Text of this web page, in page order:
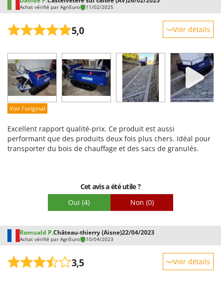
Achat vérifié par AgriEuro 11/02/2025
5,0 Voir détails
Prestations
Facilité d'utilisation
Qualité / Prix
Facilité de montage
Voir l'original
Excellent rapport qualité-prix. Ce produit est aussi
performant que des produits deux fois plus chers. Idéal pour
transporter du bois de chauffage et des sacs de granulés.
Cet avis a été utile ?
Oui (4) Non (0)
Romuald P.Château-thierry (Aisne)22/04/2023
Achat vérifié par AgriEuro 10/04/2023
3,5 Voir détails